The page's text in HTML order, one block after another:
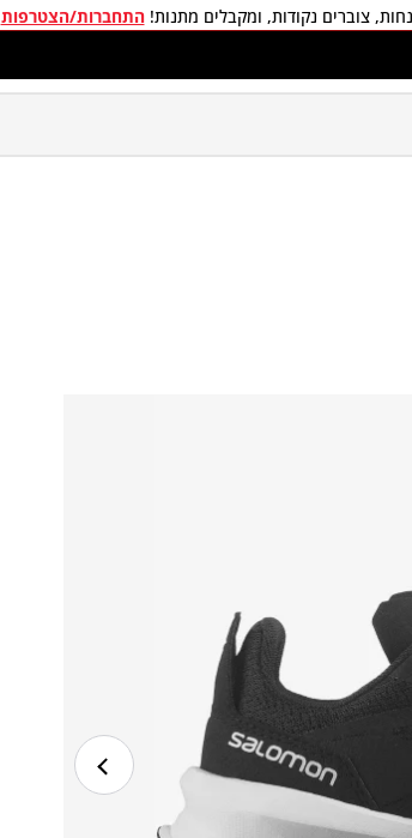
צוברים נקודות, ומקבלים מתנות!התחברות/הצטרפות
₪